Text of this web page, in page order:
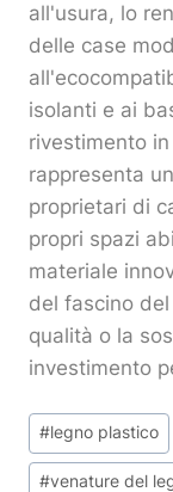
all'usura, lo
delle case
isolanti e ai
rivestimento
rappresenta
proprietari di
propri spazi
materiale
del fascino
qualità o la
investimento
Tag
articolo:
#legno plastico
#venature del